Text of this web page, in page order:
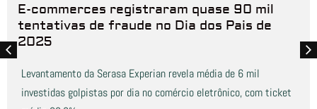
E-commerces registraram quase 90 mil
tentativas de fraude no Dia dos Pais de
2025
Levantamento da Serasa Experian revela média de 6 mil
investidas golpistas por dia no comércio eletrônico, com ticket